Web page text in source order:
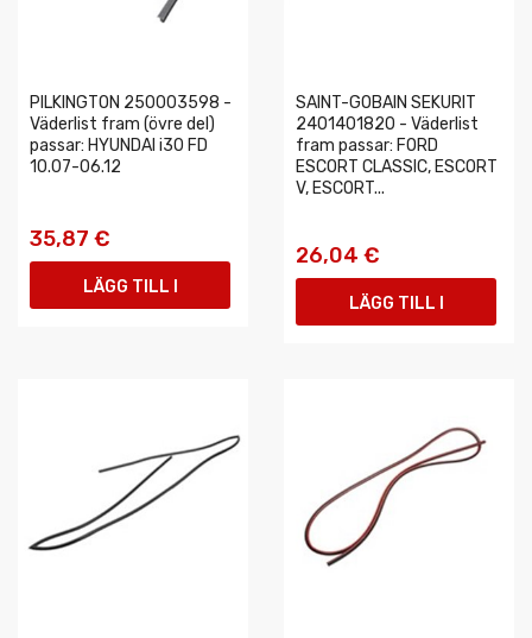
PILKINGTON 250003598 -
Väderlist fram (övre del)
passar: HYUNDAI i30 FD
10.07-06.12
35,87 €
LÄGG TILL I
SAINT-GOBAIN SEKURIT
2401401820 - Väderlist
fram passar: FORD
ESCORT CLASSIC, ESCORT
V, ESCORT...
26,04 €
LÄGG TILL I